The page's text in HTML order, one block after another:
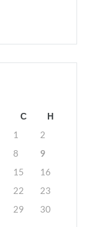
С
Н
1
2
8
9
15
16
22
23
29
30